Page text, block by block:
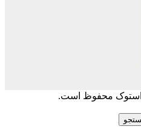
استوک محفوظ است.